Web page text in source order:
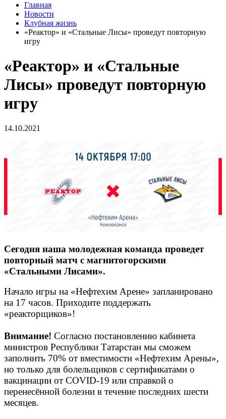
Главная
Новости
Клубная жизнь
«Реактор» и «Стальные Лисы» проведут повторную
игру
«Реактор» и «Стальные
Лисы» проведут повторную
игру
14.10.2021
Сегодня наша молодежная команда проведет
повторный матч с магнитогорскими
«Стальными Лисами».
Начало игры на «Нефтехим Арене» запланировано
на 17 часов. Приходите поддержать
«реакторщиков»!
Внимание! Согласно постановлению кабинета
министров Республики Татарстан мы сможем
заполнить 70% от вместимости «Нефтехим Арены»,
но только для болельщиков с сертификатами о
вакцинации от COVID-19 или справкой о
перенесённой болезни в течение последних шести
месяцев.